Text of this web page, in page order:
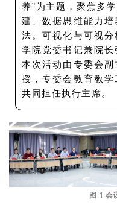
养”为主题，聚焦多
建、数据思维能力
法。可视化与可视
学院党委书记兼院长
本次活动由专委会
授，专委会教育教
共同担任执行主席。
图 1 会